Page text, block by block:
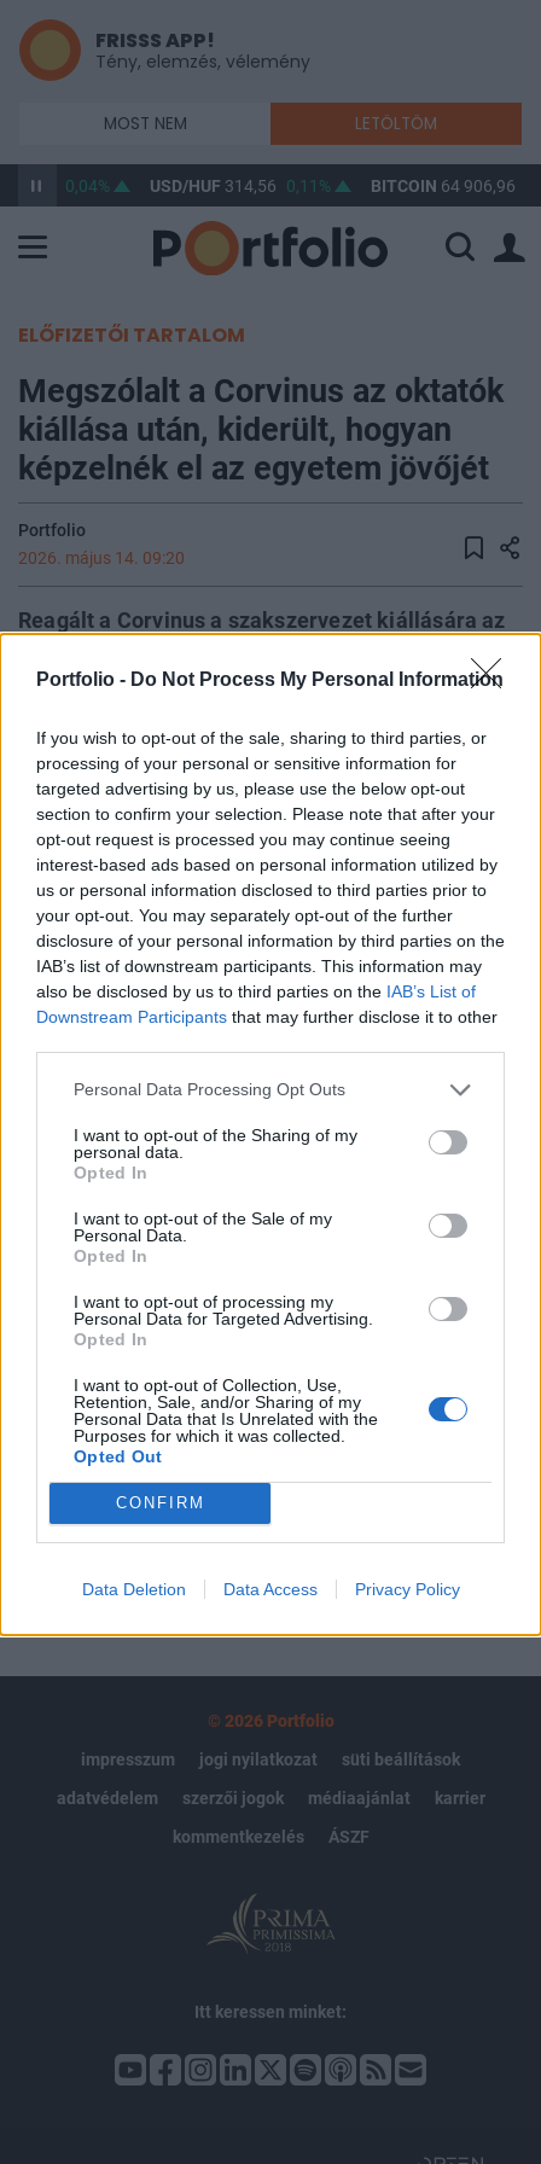
Portfolio - Do Not Process My Personal Information
If you wish to opt-out of the sale, sharing to third parties, or
processing of your personal or sensitive information for
targeted advertising by us, please use the below opt-out
section to confirm your selection. Please note that after your
opt-out request is processed you may continue seeing
interest-based ads based on personal information utilized by
us or personal information disclosed to third parties prior to
your opt-out. You may separately opt-out of the further
disclosure of your personal information by third parties on the
IAB’s list of downstream participants. This information may
also be disclosed by us to third parties on the IAB’s List of
Downstream Participants that may further disclose it to other
Personal Data Processing Opt Outs
I want to opt-out of the Sharing of my
personal data.
Opted In
I want to opt-out of the Sale of my
Personal Data.
Opted In
I want to opt-out of processing my
Personal Data for Targeted Advertising.
Opted In
I want to opt-out of Collection, Use,
Retention, Sale, and/or Sharing of my
Personal Data that Is Unrelated with the
Purposes for which it was collected.
Opted Out
CONFIRM
Data Deletion Data Access Privacy Policy
FRISSS APP!
Tény, elemzés, vélemény
MOST NEM LETÖLTÖM
0,04% USD/HUF314,56 0,11% BITCOIN64 906,96
ELŐFIZETŐI TARTALOM
Megszólalt a Corvinus az oktatók
kiállása után, kiderült, hogyan
képzelnék el az egyetem jövőjét
Portfolio
2026. május 14. 09:20
Reagált a Corvinus a szakszervezet kiállására az
írják, széleskörű egyeztetést folytatnak az
közösséget is bevonva. Az egyeztetés alapját egy,
a rektor által jegyzett vitaanyag képzi, amiben
kifejtik, hogy hogyan alakítanák át a jelenlegi
modellt.
Az egyetem az intézmény jövőjével kapcsolatban azt írta:
"Az egyeztetések megkezdődtek az oktatói-kutatói
közösséggel, a szolgáltató területekkel, az
intézetvezetőkkel, a Professzori Testülettel, a Szenátussal,
a Corvinus Alkalmazotti Tanáccsal, a szakszervezet
KEDVES OLVASÓNK!
A keresett cikk a portfolio.hu hírarchívumához
tartozik, melynek olvasása előfizetéses
regisztrációhoz kötött.
Az előfizetés a következőket tartalmazza:
Portfolio.hu teljes cikkarchívum
Kötéslisták: BÉT elmúlt 2 év napon belüli
kötéslistái
Előfizetés
MÁR ELŐFIZETŐNK VAGY?
© 2026 Portfolio
impresszum
jogi nyilatkozat
süti beállítások
adatvédelem
szerzői jogok médiaajánlat
karrier
kommentkezelés
ÁSZF
Itt keressen minket: